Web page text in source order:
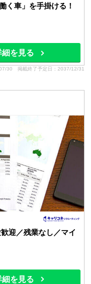
く車」を手掛ける！
細を見る
30 掲載終了予定日：2037/12/31
迎／残業なし／マイ
細を見る